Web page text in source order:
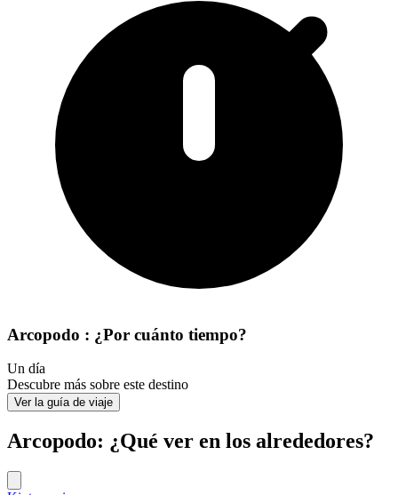
Arcopodo : ¿Por cuánto tiempo?
Un día
Descubre más sobre este destino
Ver la guía de viaje
Arcopodo: ¿Qué ver en los alrededores?